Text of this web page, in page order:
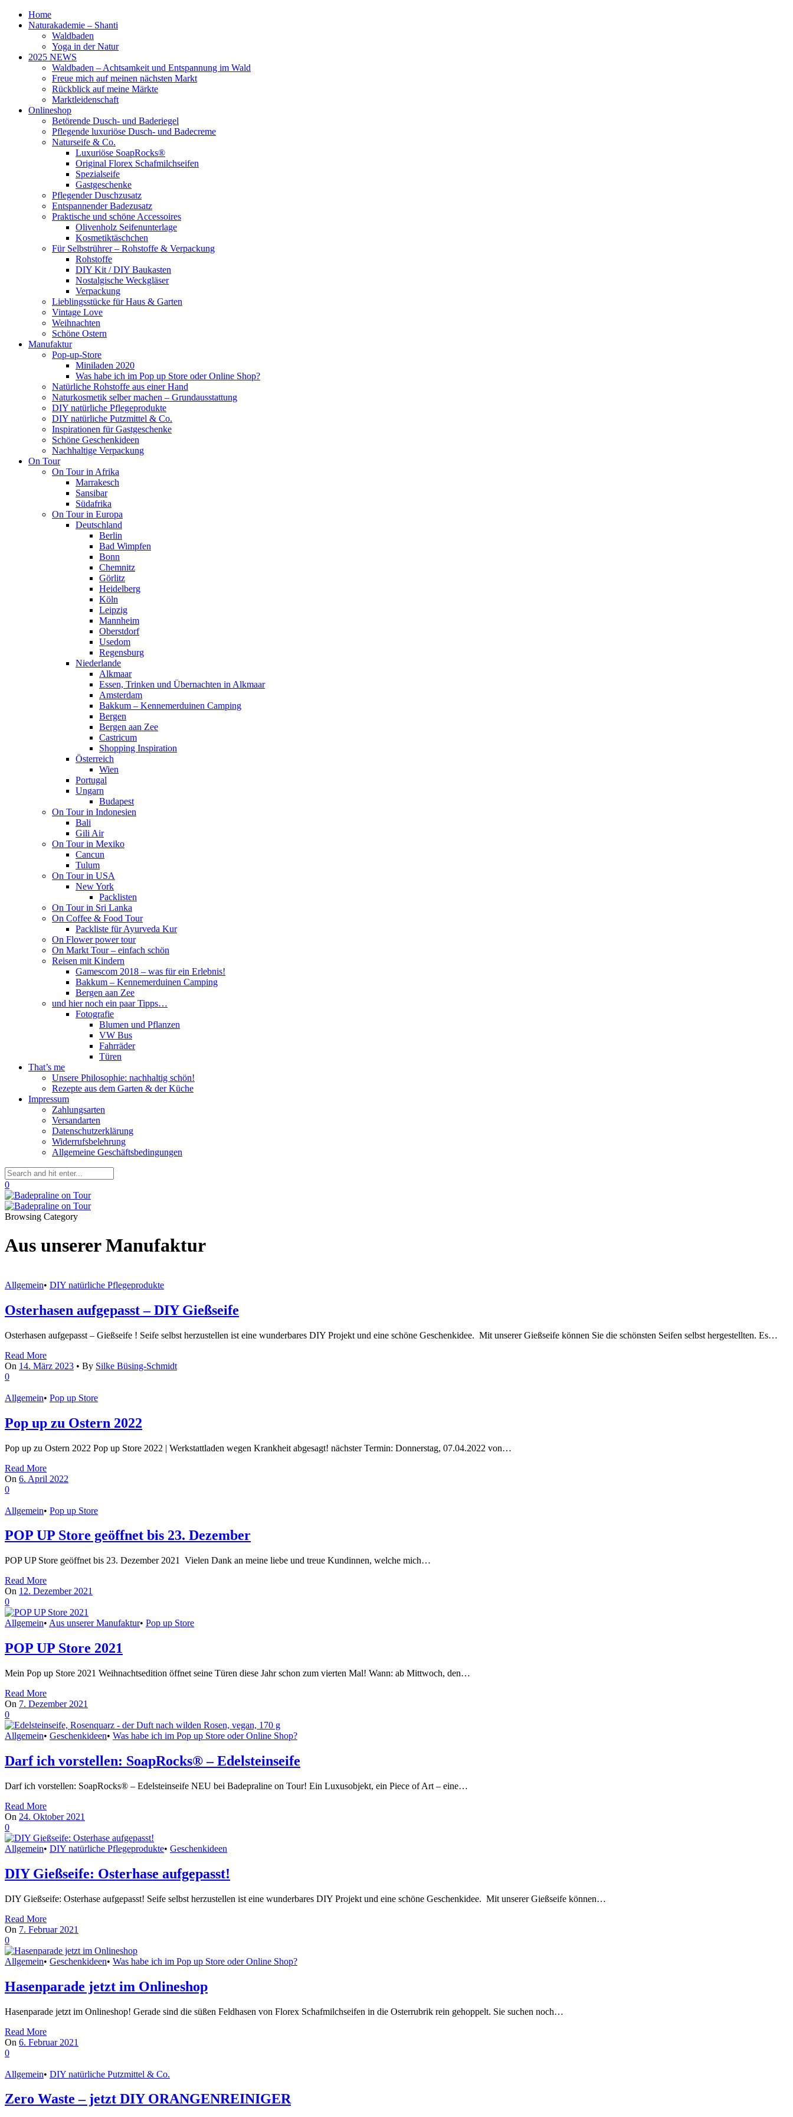
Home
Naturakademie – Shanti
Waldbaden
Yoga in der Natur
2025 NEWS
Waldbaden – Achtsamkeit und Entspannung im Wald
Freue mich auf meinen nächsten Markt
Rückblick auf meine Märkte
Marktleidenschaft
Onlineshop
Betörende Dusch- und Baderiegel
Pflegende luxuriöse Dusch- und Badecreme
Naturseife & Co.
Luxuriöse SoapRocks®
Original Florex Schafmilchseifen
Spezialseife
Gastgeschenke
Pflegender Duschzusatz
Entspannender Badezusatz
Praktische und schöne Accessoires
Olivenholz Seifenunterlage
Kosmetiktäschchen
Für Selbstrührer – Rohstoffe & Verpackung
Rohstoffe
DIY Kit / DIY Baukasten
Nostalgische Weckgläser
Verpackung
Lieblingsstücke für Haus & Garten
Vintage Love
Weihnachten
Schöne Ostern
Manufaktur
Pop-up-Store
Miniladen 2020
Was habe ich im Pop up Store oder Online Shop?
Natürliche Rohstoffe aus einer Hand
Naturkosmetik selber machen – Grundausstattung
DIY natürliche Pflegeprodukte
DIY natürliche Putzmittel & Co.
Inspirationen für Gastgeschenke
Schöne Geschenkideen
Nachhaltige Verpackung
On Tour
On Tour in Afrika
Marrakesch
Sansibar
Südafrika
On Tour in Europa
Deutschland
Berlin
Bad Wimpfen
Bonn
Chemnitz
Görlitz
Heidelberg
Köln
Leipzig
Mannheim
Oberstdorf
Usedom
Regensburg
Niederlande
Alkmaar
Essen, Trinken und Übernachten in Alkmaar
Amsterdam
Bakkum – Kennemerduinen Camping
Bergen
Bergen aan Zee
Castricum
Shopping Inspiration
Österreich
Wien
Portugal
Ungarn
Budapest
On Tour in Indonesien
Bali
Gili Air
On Tour in Mexiko
Cancun
Tulum
On Tour in USA
New York
Packlisten
On Tour in Sri Lanka
On Coffee & Food Tour
Packliste für Ayurveda Kur
On Flower power tour
On Markt Tour – einfach schön
Reisen mit Kindern
Gamescom 2018 – was für ein Erlebnis!
Bakkum – Kennemerduinen Camping
Bergen aan Zee
und hier noch ein paar Tipps…
Fotografie
Blumen und Pflanzen
VW Bus
Fahrräder
Türen
That’s me
Unsere Philosophie: nachhaltig schön!
Rezepte aus dem Garten & der Küche
Impressum
Zahlungsarten
Versandarten
Datenschutzerklärung
Widerrufsbelehrung
Allgemeine Geschäftsbedingungen
0
Browsing Category
Aus unserer Manufaktur
Allgemein• DIY natürliche Pflegeprodukte
Osterhasen aufgepasst – DIY Gießseife
Osterhasen aufgepasst – Gießseife ! Seife selbst herzustellen ist eine wunderbares DIY Projekt und eine schöne Geschenkidee. Mit unserer Gießseife können Sie die schönsten Seifen selbst hergestellten. Es…
Read More
On 14. März 2023 • By Silke Büsing-Schmidt
0
Allgemein• Pop up Store
Pop up zu Ostern 2022
Pop up zu Ostern 2022 Pop up Store 2022 | Werkstattladen wegen Krankheit abgesagt! nächster Termin: Donnerstag, 07.04.2022 von…
Read More
On 6. April 2022
0
Allgemein• Pop up Store
POP UP Store geöffnet bis 23. Dezember
POP UP Store geöffnet bis 23. Dezember 2021 Vielen Dank an meine liebe und treue Kundinnen, welche mich…
Read More
On 12. Dezember 2021
0
Allgemein• Aus unserer Manufaktur• Pop up Store
POP UP Store 2021
Mein Pop up Store 2021 Weihnachtsedition öffnet seine Türen diese Jahr schon zum vierten Mal! Wann: ab Mittwoch, den…
Read More
On 7. Dezember 2021
0
Allgemein• Geschenkideen• Was habe ich im Pop up Store oder Online Shop?
Darf ich vorstellen: SoapRocks® – Edelsteinseife
Darf ich vorstellen: SoapRocks® – Edelsteinseife NEU bei Badepraline on Tour! Ein Luxusobjekt, ein Piece of Art – eine…
Read More
On 24. Oktober 2021
0
Allgemein• DIY natürliche Pflegeprodukte• Geschenkideen
DIY Gießseife: Osterhase aufgepasst!
DIY Gießseife: Osterhase aufgepasst! Seife selbst herzustellen ist eine wunderbares DIY Projekt und eine schöne Geschenkidee. Mit unserer Gießseife können…
Read More
On 7. Februar 2021
0
Allgemein• Geschenkideen• Was habe ich im Pop up Store oder Online Shop?
Hasenparade jetzt im Onlineshop
Hasenparade jetzt im Onlineshop! Gerade sind die süßen Feldhasen von Florex Schafmilchseifen in die Osterrubrik rein gehoppelt. Sie suchen noch…
Read More
On 6. Februar 2021
0
Allgemein• DIY natürliche Putzmittel & Co.
Zero Waste – jetzt DIY ORANGENREINIGER